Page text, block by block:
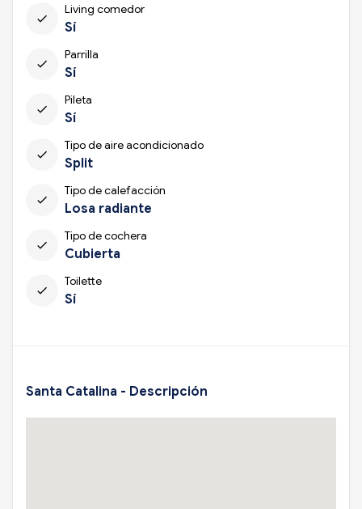
check
Living comedor
Sí
check
Parrilla
Sí
check
Pileta
Sí
check
Tipo de aire acondicionado
Split
check
Tipo de calefacción
Losa radiante
check
Tipo de cochera
Cubierta
check
Toilette
Sí
Santa Catalina - Descripción